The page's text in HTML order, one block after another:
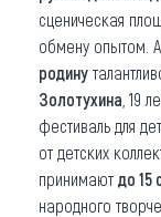
сценическая
обмену опытом.
родину
Золотухина , 19
фестиваль для
от детских
принимают до 15
народного